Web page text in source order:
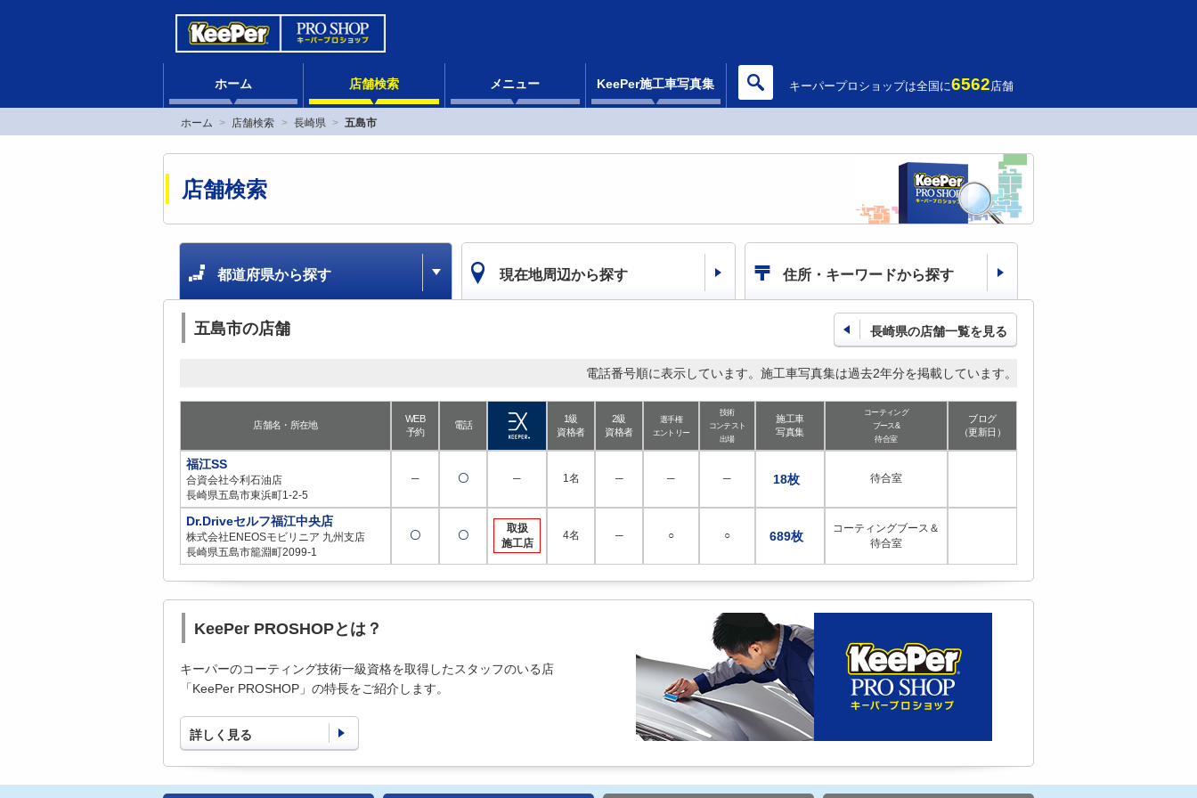
ホーム 店舗検索 メニュー KeePer施工車写真集 キーパープロショップは全国に6562店舗
ホーム 店舗検索 長崎県 五島市
店舗検索
都道府県から探す 現在地周辺から探す 住所・キーワードから探す
五島市の店舗 長崎県の店舗一覧を見る
電話番号順に表示しています。 施工車写真集は過去2年分を掲載しています。
店舗名・所在地
WEB
予約
電話
1級
資格者
2級
資格者
選手権
エントリー
技術
コンテスト
出場
施工車
写真集
コーティング
ブース&
待合室
ブログ
（更新日）
福江SS
合資会社今利石油店
長崎県五島市東浜町1-2-5
─ 〇 ─ 1名 ─ ─ ─ 18枚 待合室
Dr.Driveセルフ福江中央店
株式会社ENEOSモビリニア 九州支店
長崎県五島市籠淵町2099-1
〇 〇
取扱
施工店
4名 ─ ○ ○ 689枚
コーティングブース＆
待合室
KeePer PROSHOPとは？
キーパーのコーティング技術一級資格を取得したスタッフのいる店
「KeePer PROSHOP」の特長をご紹介します。
詳しく見る